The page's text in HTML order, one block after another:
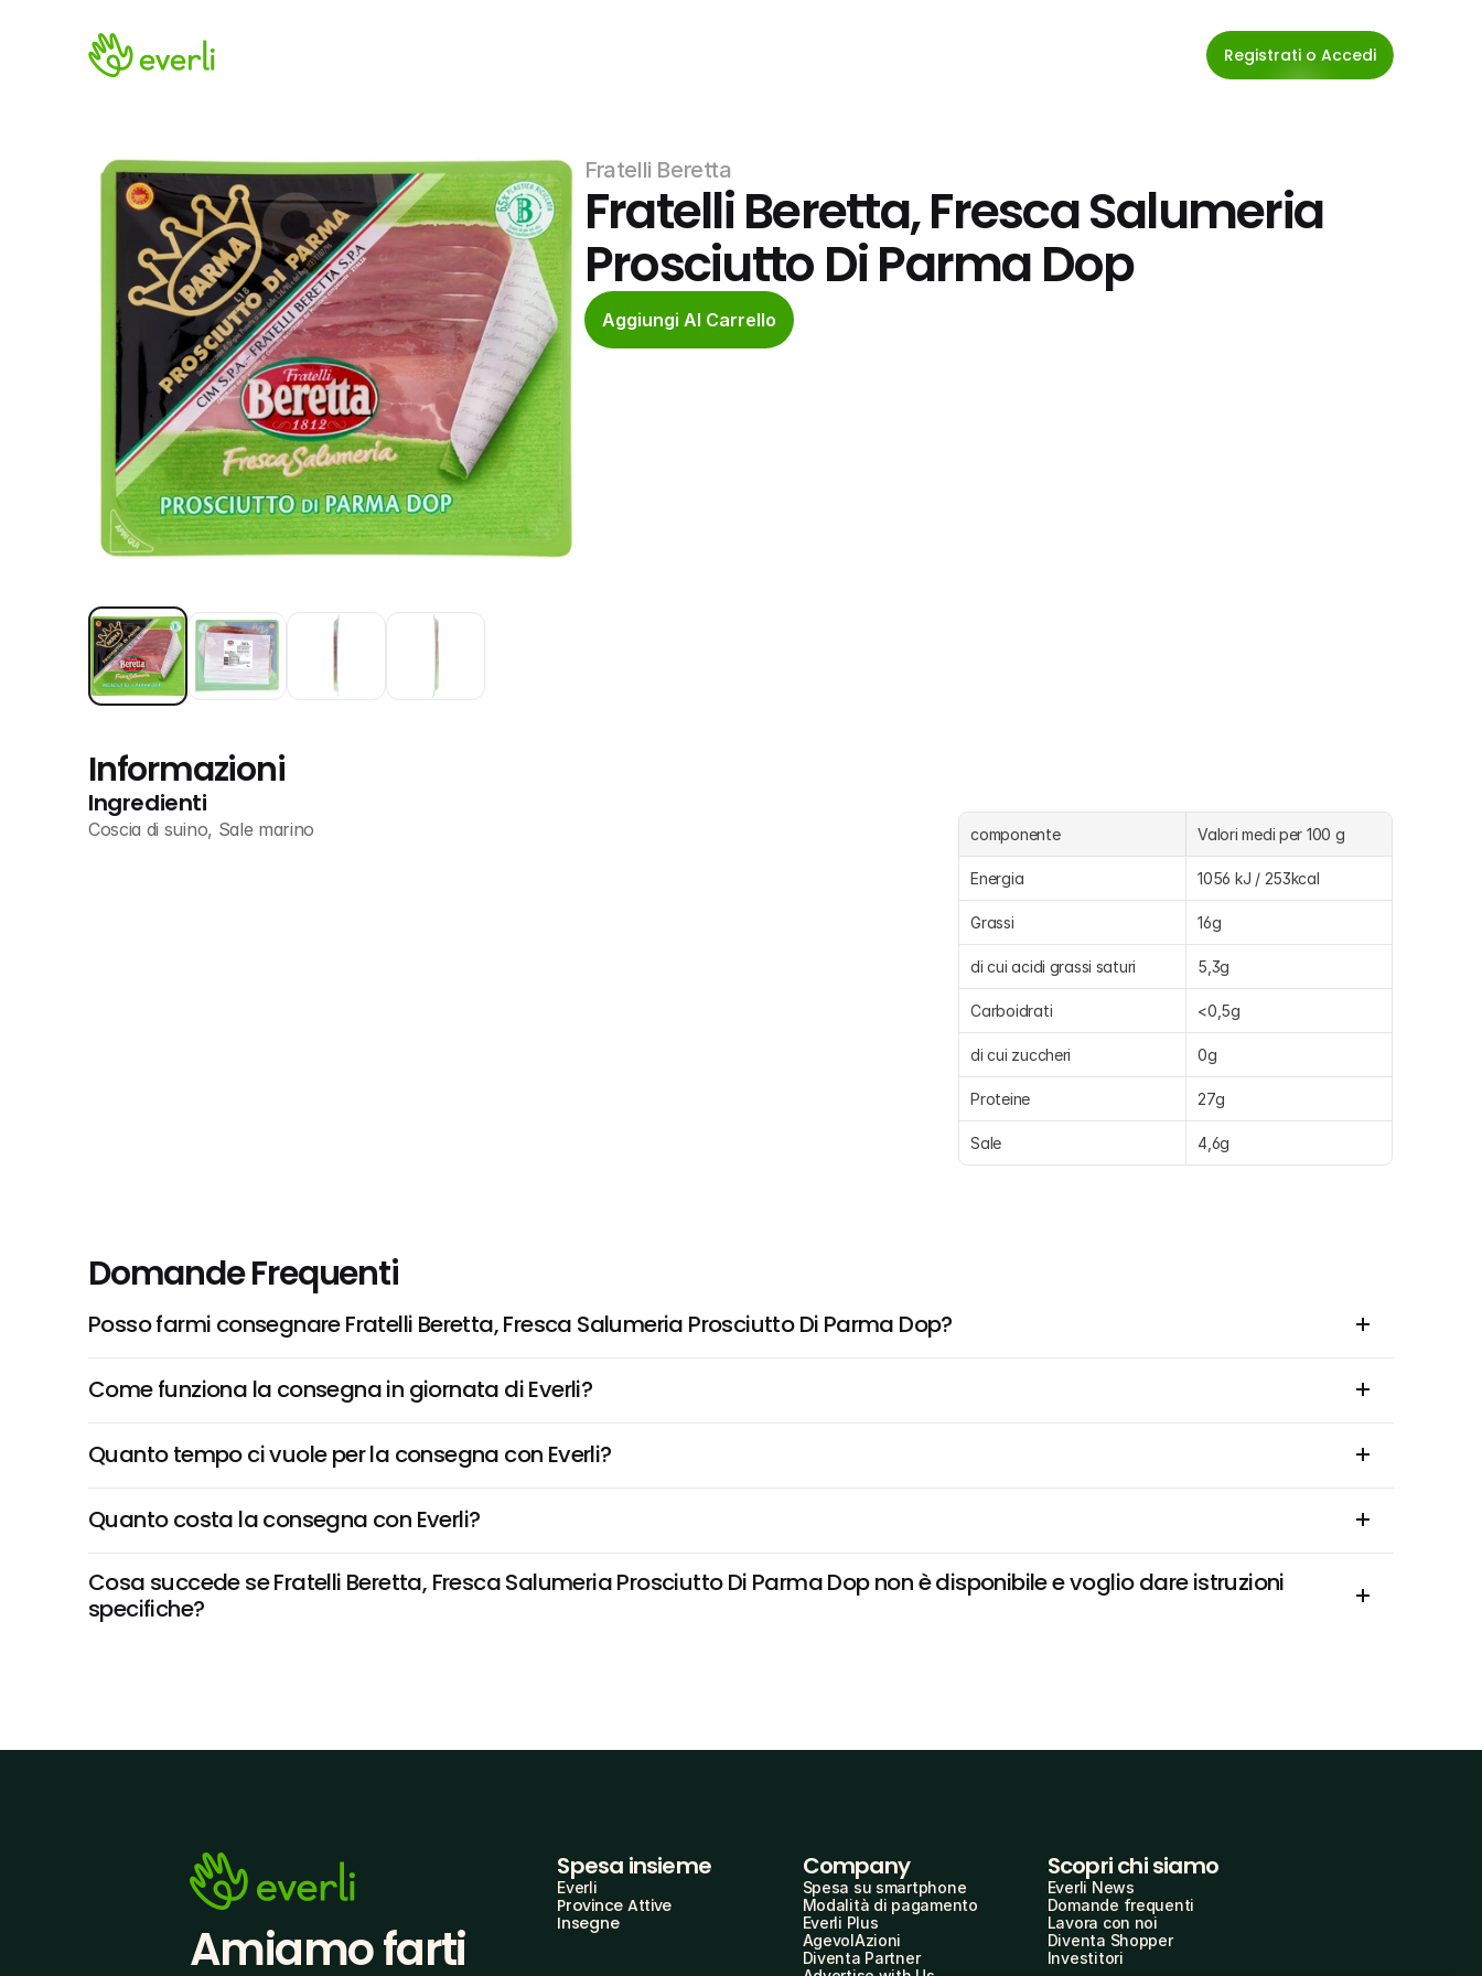
Registrati o Accedi
Fratelli Beretta
Fratelli Beretta, Fresca Salumeria
Prosciutto Di Parma Dop
Aggiungi Al Carrello
Informazioni
Ingredienti
Coscia di suino, Sale marino componente Valori medi per 100 g
Energia 1056 kJ / 253kcal
Grassi 16g
di cui acidi grassi saturi 5,3g
Carboidrati <0,5g
di cui zuccheri 0g
Proteine 27g
Sale 4,6g
Domande Frequenti
Posso farmi consegnare Fratelli Beretta, Fresca Salumeria Prosciutto Di Parma Dop?
Come funziona la consegna in giornata di Everli?
Quanto tempo ci vuole per la consegna con Everli?
Quanto costa la consegna con Everli?
Cosa succede se Fratelli Beretta, Fresca Salumeria Prosciutto Di Parma Dop non è disponibile e voglio dare istruzioni
specifiche?
Amiamo farti
Spesa insieme
Everli
Province Attive
Insegne
Company
Spesa su smartphone
Modalità di pagamento
Everli Plus
AgevolAzioni
Diventa Partner
Scopri chi siamo
Everli News
Domande frequenti
Lavora con noi
Diventa Shopper
Investitori